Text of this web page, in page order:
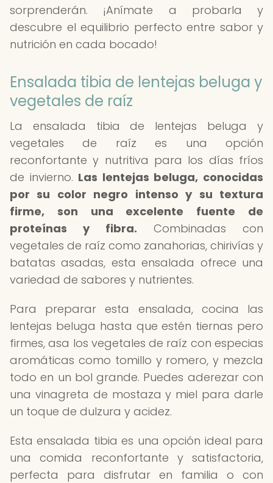
sorprenderán. ¡Anímate a probarla y
descubre el equilibrio perfecto entre sabor y
nutrición en cada bocado!
Ensalada tibia de lentejas beluga y
vegetales de raíz
La ensalada tibia de lentejas beluga y
vegetales de raíz es una opción
reconfortante y nutritiva para los días fríos
de invierno. Las lentejas beluga, conocidas
por su color negro intenso y su textura
firme, son una excelente fuente de
proteínas y fibra. Combinadas con
vegetales de raíz como zanahorias, chirivías y
batatas asadas, esta ensalada ofrece una
variedad de sabores y nutrientes.
Para preparar esta ensalada, cocina las
lentejas beluga hasta que estén tiernas pero
firmes, asa los vegetales de raíz con especias
aromáticas como tomillo y romero, y mezcla
todo en un bol grande. Puedes aderezar con
una vinagreta de mostaza y miel para darle
un toque de dulzura y acidez.
Esta ensalada tibia es una opción ideal para
una comida reconfortante y satisfactoria,
perfecta para disfrutar en familia o con